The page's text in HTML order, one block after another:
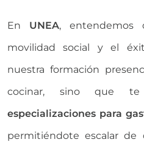
En UNEA,
movilidad social y el
nuestra formación
cocinar, sino que
especializaciones para
permitiéndote escalar de